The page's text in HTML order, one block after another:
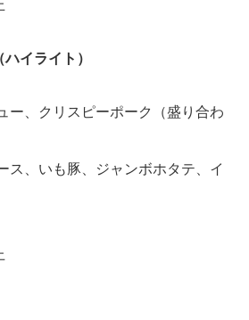
イライト）
ー、クリスピーポーク（盛り合わ
ス、いも豚、ジャンボホタテ、イ